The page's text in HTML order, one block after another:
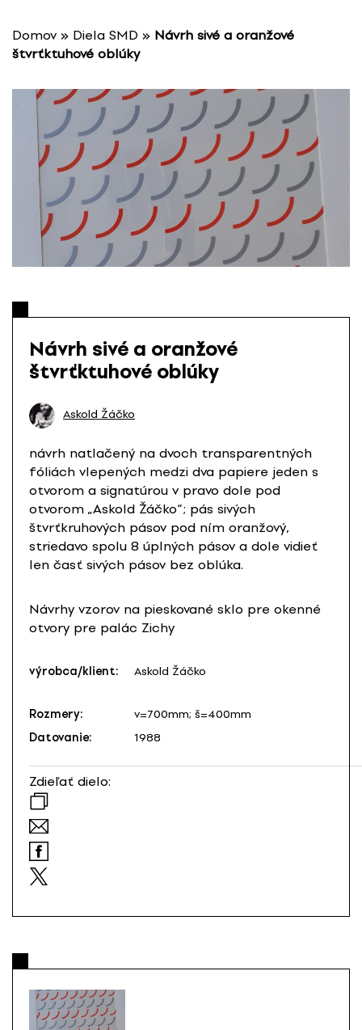
Domov » Diela SMD » Návrh sivé a oranžové
štvrťktuhové oblúky
Návrh sivé a oranžové
štvrťktuhové oblúky
Askold Žáčko
návrh natlačený na dvoch transparentných
fóliách vlepených medzi dva papiere jeden s
otvorom a signatúrou v pravo dole pod
otvorom „Askold Žáčko“; pás sivých
štvrťkruhových pásov pod ním oranžový,
striedavo spolu 8 úplných pásov a dole vidieť
len časť sivých pásov bez oblúka.
Návrhy vzorov na pieskované sklo pre okenné
otvory pre palác Zichy
výrobca/klient: Askold Žáčko
Rozmery:
v=700mm; š=400mm
Datovanie:
1988
Zdieľať dielo: